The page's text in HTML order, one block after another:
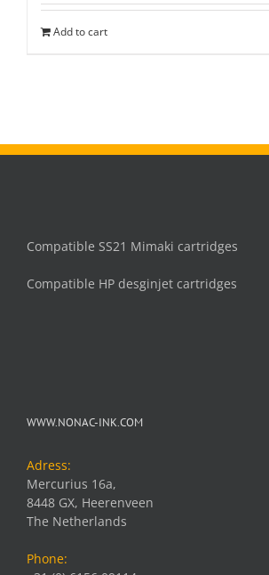
Add to cart
Compatible SS21 Mimaki cartridges
Compatible HP desginjet cartridges
WWW.NONAC-INK.COM
Adress:
Mercurius 16a,
8448 GX, Heerenveen
The Netherlands
Phone: